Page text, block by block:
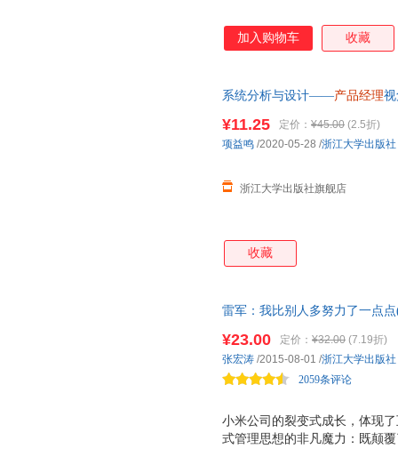
加入购物车 收藏
系统分析与设计——产品经理
视角
¥11.25 定价： ¥45.00 (2.5折)
浙江大学出版社旗舰店
项益鸣 /2020-05-28 /浙江大学出版社
收藏
雷军：我比别人多努力了一点
小米公司的裂变式成长，体现
式管理思想的非凡魔力：既颠
¥23.00 定价： ¥32.00 (7.19折)
2059条评论
张宏涛 /2015-08-01 /浙江大学出版社